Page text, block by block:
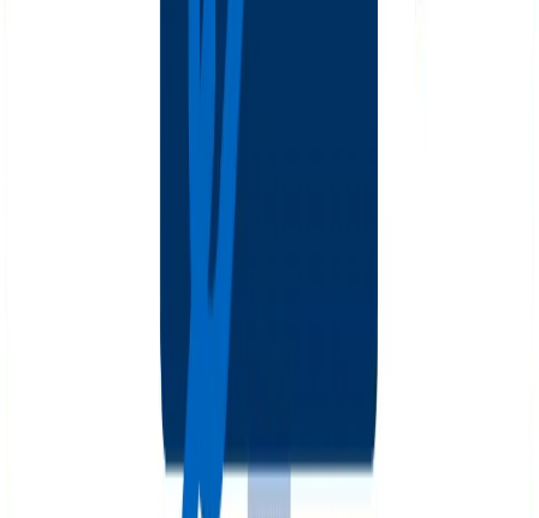
regalamos tres claves para que elijas los mejores anchor
No hay penalizaciones si siempre
Las palabras claves de cola larga
seleccionadas como texto ancla, siempre y cuando
se ajusten de manera natural al texto.
Los enlaces internos tienen que tener
Encuentra estrategias
Commerce, Universidades y cualquier otra industria.
Expertos SEO a tu disposición en
Colombia y Chile